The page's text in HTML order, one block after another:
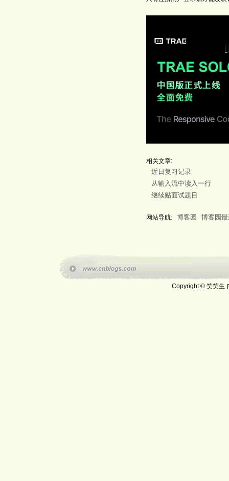
相关文章:
近日复习记录
从输入流中读入一行
继续贴面试题目
网站导航: 博客园 博客园
Copyright © 笑笑生